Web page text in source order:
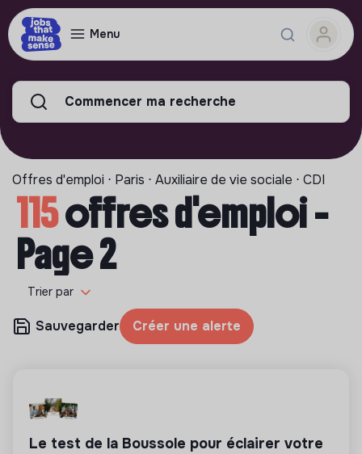
Menu
Commencer ma recherche
Offres d'emploi ⋅ Paris ⋅ Auxiliaire de vie sociale ⋅ CDI
115offres d'emploi -
Page 2
Trier par
Sauvegarder Créer une alerte
Le test de la Boussole pour éclairer votre